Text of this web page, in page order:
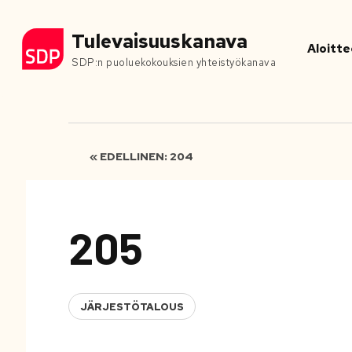
Tulevaisuuskanava
SDP:n puoluekokouksien yhteistyökanava
« EDELLINEN: 204
205
JÄRJESTÖTALOUS